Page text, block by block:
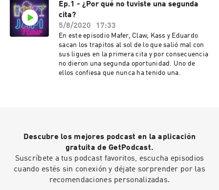
Ep.1 - ¿Por qué no tuviste una segunda
cita?
5/8/2020
17:33
En este episodio Mafer, Claw, Kass y Eduardo
sacan los trapitos al sol de lo que salió mal con
sus ligues en la primera cita y por consecuencia
no dieron una segunda oportunidad. Uno de
ellos confiesa que nunca ha tenido una.
Descubre los mejores podcast en la aplicación
gratuita de GetPodcast.
Suscríbete a tus podcast favoritos, escucha episodios
cuando estés sin conexión y déjate sorprender por las
recomendaciones personalizadas.